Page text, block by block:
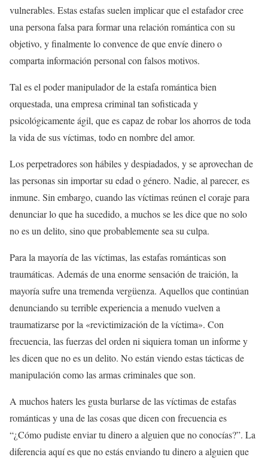
vulnerables. Estas estafas suelen implicar que el estafador cree
una persona falsa para formar una relación romántica con su
objetivo, y finalmente lo convence de que envíe dinero o
comparta información personal con falsos motivos.
Tal es el poder manipulador de la estafa romántica bien
orquestada, una empresa criminal tan sofisticada y
psicológicamente ágil, que es capaz de robar los ahorros de toda
la vida de sus víctimas, todo en nombre del amor.
Los perpetradores son hábiles y despiadados, y se aprovechan de
las personas sin importar su edad o género. Nadie, al parecer, es
inmune. Sin embargo, cuando las víctimas reúnen el coraje para
denunciar lo que ha sucedido, a muchos se les dice que no solo
no es un delito, sino que probablemente sea su culpa.
Para la mayoría de las víctimas, las estafas románticas son
traumáticas. Además de una enorme sensación de traición, la
mayoría sufre una tremenda vergüenza. Aquellos que continúan
denunciando su terrible experiencia a menudo vuelven a
traumatizarse por la «revictimización de la víctima». Con
frecuencia, las fuerzas del orden ni siquiera toman un informe y
les dicen que no es un delito. No están viendo estas tácticas de
manipulación como las armas criminales que son.
A muchos haters les gusta burlarse de las víctimas de estafas
románticas y una de las cosas que dicen con frecuencia es
“¿Cómo pudiste enviar tu dinero a alguien que no conocías?”. La
diferencia aquí es que no estás enviando tu dinero a alguien que